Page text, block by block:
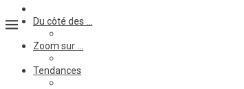
Du côté des …
Zoom sur …
Tendances